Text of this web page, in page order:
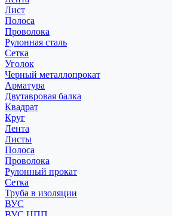
Лист
Полоса
Проволока
Рулонная сталь
Сетка
Уголок
Черный металлопрокат
Арматура
Двутавровая балка
Квадрат
Круг
Лента
Листы
Полоса
Проволока
Рулонный прокат
Сетка
Труба в изоляции
ВУС